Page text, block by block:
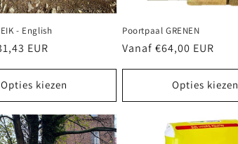
- English
EUR
Opties kiezen
Poortpaal GRENEN
Normale
Vanaf €64,00 EUR
Opties kiezen